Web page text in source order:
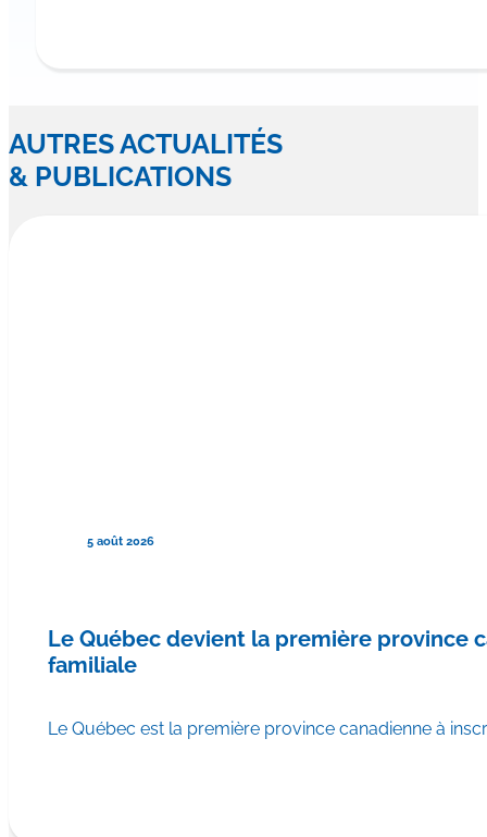
AUTRES ACTUALITÉS
& PUBLICATIONS
5 août 2026
Le Québec devient la première province
familiale
Le Québec est la première province canadienne à